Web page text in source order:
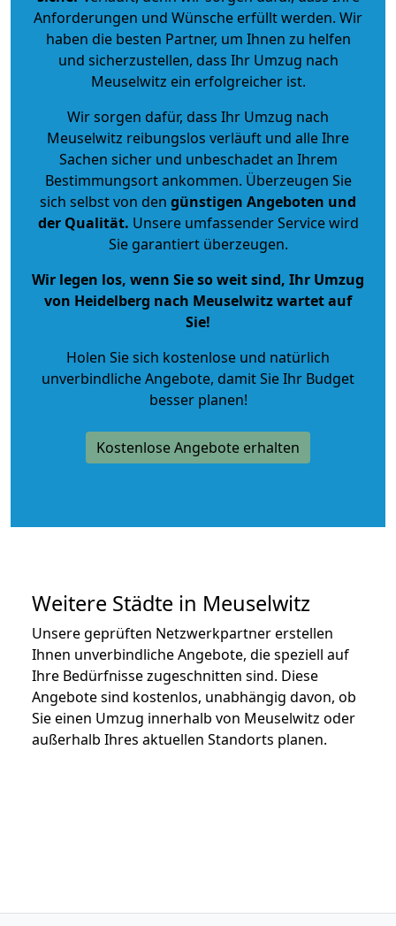
Anforderungen und Wünsche erfüllt werden. Wir
haben die besten Partner, um Ihnen zu helfen
und sicherzustellen, dass Ihr Umzug nach
Meuselwitz ein erfolgreicher ist.
Wir sorgen dafür, dass Ihr Umzug nach
Meuselwitz reibungslos verläuft und alle Ihre
Sachen sicher und unbeschadet an Ihrem
Bestimmungsort ankommen. Überzeugen Sie
sich selbst von den günstigen Angeboten und
der Qualität. Unsere umfassender Service wird
Sie garantiert überzeugen.
Wir legen los, wenn Sie so weit sind, Ihr Umzug
von Heidelberg nach Meuselwitz wartet auf
Sie!
Holen Sie sich kostenlose und natürlich
unverbindliche Angebote, damit Sie Ihr Budget
besser planen!
Kostenlose Angebote erhalten
Weitere Städte in Meuselwitz
Unsere geprüften Netzwerkpartner erstellen
Ihnen unverbindliche Angebote, die speziell auf
Ihre Bedürfnisse zugeschnitten sind. Diese
Angebote sind kostenlos, unabhängig davon, ob
Sie einen Umzug innerhalb von Meuselwitz oder
außerhalb Ihres aktuellen Standorts planen.